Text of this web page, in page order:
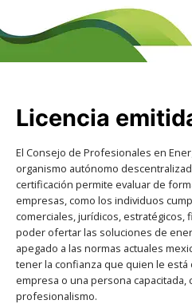
Licencia
El Consejo de Profesionales en
organismo autónomo
certificación permite evaluar de
empresas, como los individuos
comerciales, jurídicos, estratégicos,
poder ofertar las soluciones de
apegado a las normas actuales
tener la confianza que quien le
empresa o una persona capacitada,
profesionalismo.